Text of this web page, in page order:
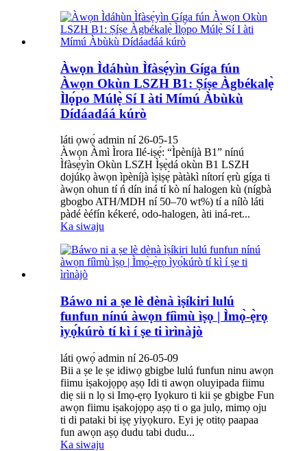
Àwọn Ìdáhùn Ìfàsẹ́yìn Gíga fún
Àwọn Okùn LSZH B1: Ṣíṣe Àgbékalẹ̀
Ìlọ́po Múlẹ̀ Sí I àti Mímú Àbùkù
Dídáadáá kúrò
láti ọwọ́ admin ní 26-05-15
Àwọn Àmì Ìrora Ilé-iṣẹ́: “Ìpèníjà B1” nínú
Ìfàsẹ́yìn Okùn LSZH Ìṣẹ̀dá okùn B1 LSZH
dojúkọ àwọn ìpèníjà ìṣiṣẹ́ pàtàkì nítorí ẹrù gíga ti
àwọn ohun tí ń dín iná tí kò ní halogen kù (nígbà
gbogbo ATH/MDH ní 50–70 wt%) tí a nílò láti
pàdé èéfín kékeré, odo-halogen, àti iná-ret...
Ka siwaju
Báwo ni a ṣe lè dènà ìṣíkiri lulú
funfun nínú àwọn fíìmù ìṣọ | Ìmọ̀-ẹ̀rọ
ìyọ́kúrò tí kì í ṣe ti ìrìnàjò
láti ọwọ́ admin ní 26-05-09
Bii a ṣe le ṣe idiwọ gbigbe lulú funfun ninu awọn
fiimu iṣakojọpọ aṣọ Idi ti awọn oluyipada fiimu
diẹ sii n lọ si Imọ-ẹrọ Iyọkuro ti kii ṣe gbigbe Fun
awọn fiimu iṣakojọpọ aṣọ ti o ga julọ, mimọ oju
ti di pataki bi iṣẹ yiyọkuro. Eyi jẹ otitọ paapaa
fun awọn aṣọ dudu tabi dudu...
Ka siwaju